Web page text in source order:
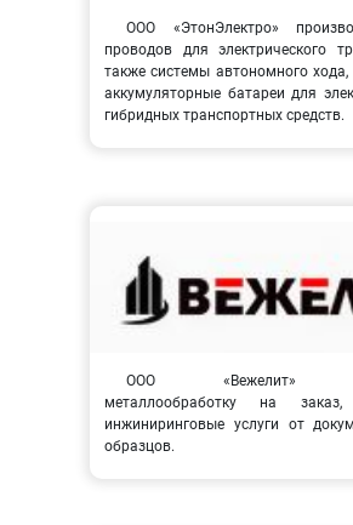
ООО «ЭтонЭлектро»
проводов для электрического
также системы автономного
аккумуляторные батареи для
гибридных транспортных средств.
ООО «Вежелит»
металлообработку на заказ,
инжиниринговые услуги от
образцов.